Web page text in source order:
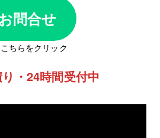
お問合せ
ちらをクリック
・24時間受付中